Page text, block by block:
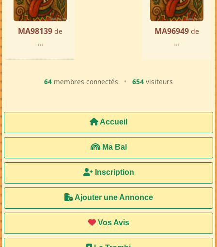
MA98139 de
...
MA96949 de
...
64 membres connectés • 654 visiteurs
Accueil
Ma Bal
Inscription
Ajouter une Annonce
Vos Avis